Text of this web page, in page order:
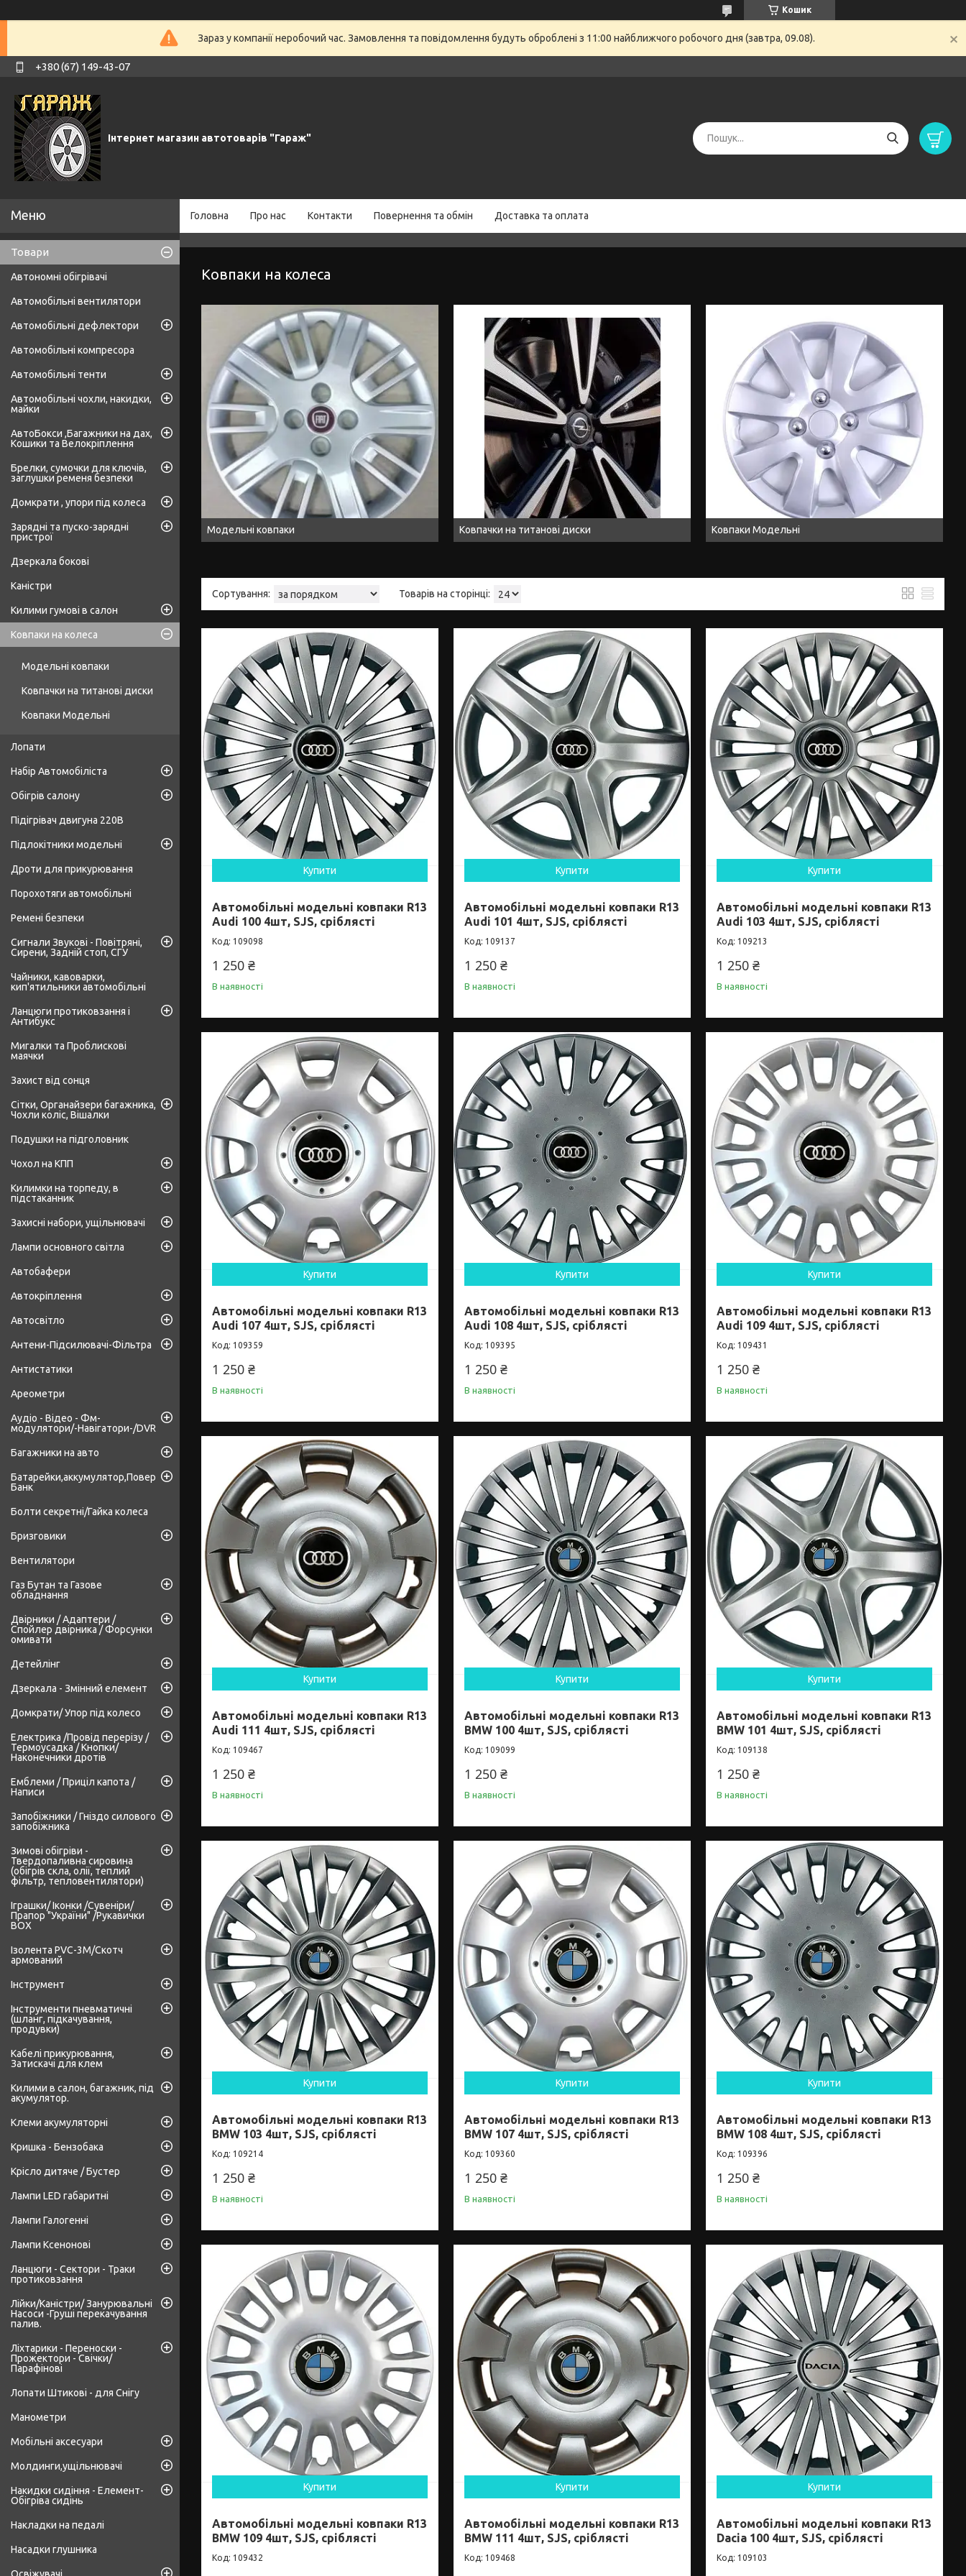
Кошик
Зараз у компанії неробочий час. Замовлення та повідомлення будуть оброблені з 11:00 найближчого робочого дня (завтра, 09.08).
+380 (67) 149-43-07
Інтернет магазин автотоварів "Гараж"
Головна Про нас Контакти Повернення та обмін Доставка та оплата
Ковпаки на колеса
Модельні ковпаки Ковпачки на титанові диски Ковпаки Модельні
Купити
Автомобільні модельні ковпаки R13
Audi 100 4шт, SJS, сріблясті
109098
1 250 ₴
В наявності
Купити
Автомобільні модельні ковпаки R13
Audi 101 4шт, SJS, сріблясті
109137
1 250 ₴
В наявності
Купити
Автомобільні модельні ковпаки R13
Audi 103 4шт, SJS, сріблясті
109213
1 250 ₴
В наявності
Купити
Автомобільні модельні ковпаки R13
Audi 107 4шт, SJS, сріблясті
109359
1 250 ₴
В наявності
Купити
Автомобільні модельні ковпаки R13
Audi 108 4шт, SJS, сріблясті
109395
1 250 ₴
В наявності
Купити
Автомобільні модельні ковпаки R13
Audi 109 4шт, SJS, сріблясті
109431
1 250 ₴
В наявності
Купити
Автомобільні модельні ковпаки R13
Audi 111 4шт, SJS, сріблясті
109467
1 250 ₴
В наявності
Купити
Автомобільні модельні ковпаки R13
BMW 100 4шт, SJS, сріблясті
109099
1 250 ₴
В наявності
Купити
Автомобільні модельні ковпаки R13
BMW 101 4шт, SJS, сріблясті
109138
1 250 ₴
В наявності
Купити
Автомобільні модельні ковпаки R13
BMW 103 4шт, SJS, сріблясті
109214
1 250 ₴
В наявності
Купити
Автомобільні модельні ковпаки R13
BMW 107 4шт, SJS, сріблясті
109360
1 250 ₴
В наявності
Купити
Автомобільні модельні ковпаки R13
BMW 108 4шт, SJS, сріблясті
109396
1 250 ₴
В наявності
Купити
Автомобільні модельні ковпаки R13
BMW 109 4шт, SJS, сріблясті
109432
Купити
Автомобільні модельні ковпаки R13
BMW 111 4шт, SJS, сріблясті
109468
Купити
Автомобільні модельні ковпаки R13
Dacia 100 4шт, SJS, сріблясті
109103
Товари
Автономні обігрівачі
Автомобільні вентилятори
Автомобільні дефлектори
Автомобільні компресора
Автомобільні тенти
Автомобільні чохли, накидки,
майки
АвтоБокси ,Багажники на дах,
Кошики та Велокріплення
Брелки, сумочки для ключів,
заглушки ременя безпеки
Домкрати , упори під колеса
Зарядні та пуско-зарядні
пристрої
Дзеркала бокові
Каністри
Килими гумові в салон
Ковпаки на колеса
Модельні ковпаки
Ковпачки на титанові диски
Ковпаки Модельні
Лопати
Набір Автомобіліста
Обігрів салону
Підігрівач двигуна 220В
Підлокітники модельні
Дроти для прикурювання
Порохотяги автомобільні
Ремені безпеки
Сигнали Звукові - Повітряні,
Сирени, Задній стоп, СГУ
Чайники, кавоварки,
кип'ятильники автомобільні
Ланцюги протиковзання і
Антибукс
Мигалки та Проблискові
маячки
Захист від сонця
Сітки, Органайзери багажника,
Чохли коліс, Вішалки
Подушки на підголовник
Чохол на КПП
Килимки на торпеду, в
підстаканник
Захисні набори, ущільнювачі
Лампи основного світла
Автобафери
Автокріплення
Автосвітло
Антени-Підсилювачі-Фільтра
Антистатики
Ареометри
Аудіо - Відео - Фм-
модулятори/-Навігатори-/DVR
Багажники на авто
Батарейки,аккумулятор,Повер
Банк
Болти секретні/Гайка колеса
Бризговики
Вентилятори
Газ Бутан та Газове
обладнання
Двірники / Адаптери /
Спойлер двірника / Форсунки
омивати
Детейлінг
Дзеркала - Змінний елемент
Домкрати/ Упор під колесо
Електрика /Провід перерізу /
Термоусадка / Кнопки/
Наконечники дротів
Емблеми / Приціл капота /
Написи
Запобіжники / Гніздо силового
запобіжника
Зимові обігріви -
Твердопаливна сировина
(обігрів скла, олії, теплий
фільтр, тепловентилятори)
Іграшки/ Іконки /Сувеніри/
Прапор "України" /Рукавички
BOX
Ізолента PVC-3М/Скотч
армований
Інструмент
Інструменти пневматичні
(шланг, підкачування,
продувки)
Кабелі прикурювання,
Затискачі для клем
Килими в салон, багажник, під
акумулятор.
Клеми акумуляторні
Кришка - Бензобака
Крісло дитяче / Бустер
Лампи LED габаритні
Лампи Галогенні
Лампи Ксенонові
Ланцюги - Сектори - Траки
протиковзання
Лійки/Каністри/ Занурювальні
Насоси -Груші перекачування
палив.
Ліхтарики - Переноски -
Прожектори - Свічки/
Парафінові
Лопати Штикові - для Снігу
Манометри
Мобільні аксесуари
Молдинги,ущільнювачі
Накидки сидіння - Елемент-
Обігріва сидінь
Накладки на педалі
Насадки глушника